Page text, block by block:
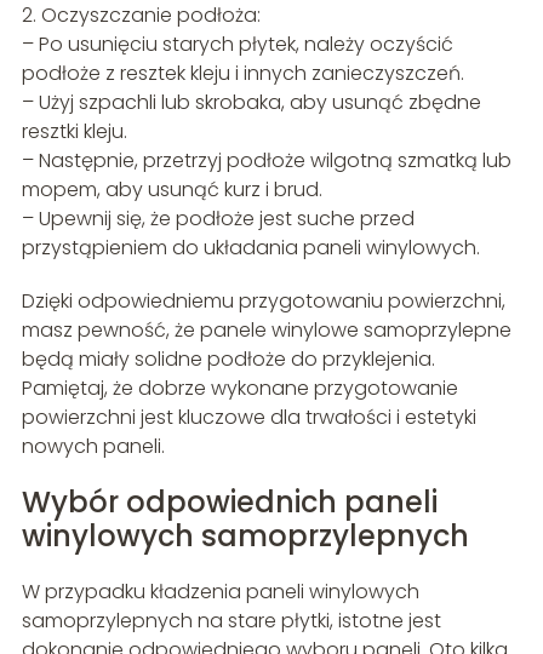
2. Oczyszczanie podłoża:
– Po usunięciu starych płytek, należy oczyścić
podłoże z resztek kleju i innych zanieczyszczeń.
– Użyj szpachli lub skrobaka, aby usunąć zbędne
resztki kleju.
– Następnie, przetrzyj podłoże wilgotną szmatką lub
mopem, aby usunąć kurz i brud.
– Upewnij się, że podłoże jest suche przed
przystąpieniem do układania paneli winylowych.
Dzięki odpowiedniemu przygotowaniu powierzchni,
masz pewność, że panele winylowe samoprzylepne
będą miały solidne podłoże do przyklejenia.
Pamiętaj, że dobrze wykonane przygotowanie
powierzchni jest kluczowe dla trwałości i estetyki
nowych paneli.
Wybór odpowiednich paneli
winylowych samoprzylepnych
W przypadku kładzenia paneli winylowych
samoprzylepnych na stare płytki, istotne jest